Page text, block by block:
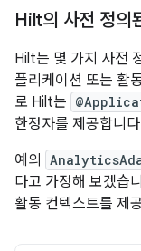
Hilt의 사전 정의
Hilt는 몇 가지 사전
플리케이션 또는 활
로 Hilt는
한정자를 제공합니
예의
다고 가정해 보겠습
활동 컨텍스트를 제